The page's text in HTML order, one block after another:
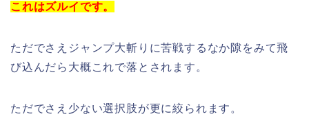
これはズルイです。
ただでさえジャンプ大斬りに苦戦するなか隙をみて飛
び込んだら大概これで落とされます。
ただでさえ少ない選択肢が更に絞られます。